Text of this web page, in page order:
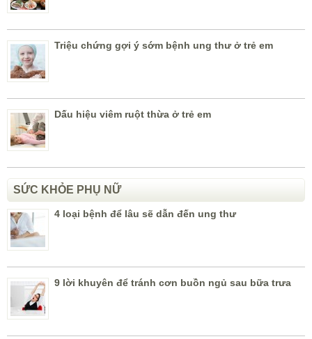
Triệu chứng gợi ý sớm bệnh ung thư ở trẻ em
Dấu hiệu viêm ruột thừa ở trẻ em
SỨC KHỎE PHỤ NỮ
4 loại bệnh để lâu sẽ dẫn đến ung thư
9 lời khuyên để tránh cơn buồn ngủ sau bữa trưa